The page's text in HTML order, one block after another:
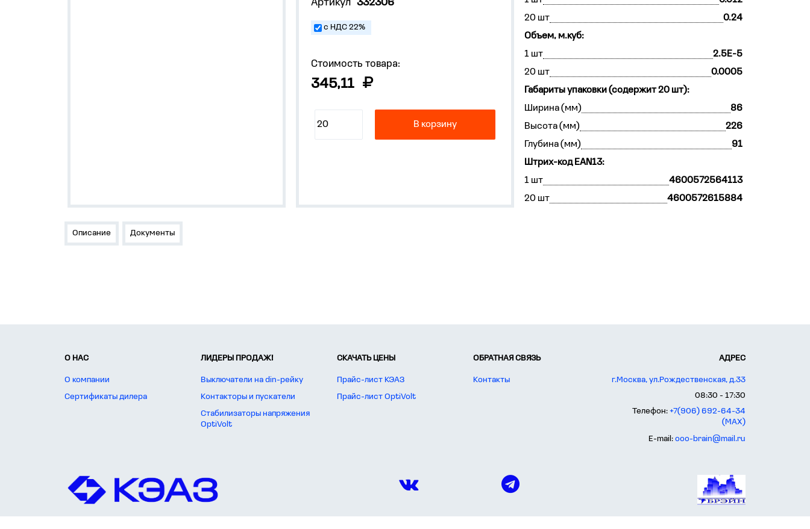
Артикул 332306
с НДС 22%
Стоимость товара:
345,11
В корзину
20 шт
0.24
Объем, м.куб:
1 шт
2.5E-5
20 шт
0.0005
Габариты упаковки (содержит 20 шт):
Ширина (мм)
86
Высота (мм)
226
Глубина (мм)
91
Штрих-код EAN13:
1 шт
4600572564113
20 шт
4600572615884
Описание Документы
О НАС
О компании
Сертификаты дилера
ЛИДЕРЫ ПРОДАЖ!
Выключатели на din-рейку
Контакторы и пускатели
Стабилизаторы напряжения
OptiVolt
СКАЧАТЬ ЦЕНЫ
Прайс-лист КЭАЗ
Прайс-лист OptiVolt
ОБРАТНАЯ СВЯЗЬ
Контакты
АДРЕС
г.Москва, ул.Рождественская, д.33
08:30 - 17:30
Телефон: +7(906) 692-64-34
(MAX)
E-mail: ooo-brain@mail.ru